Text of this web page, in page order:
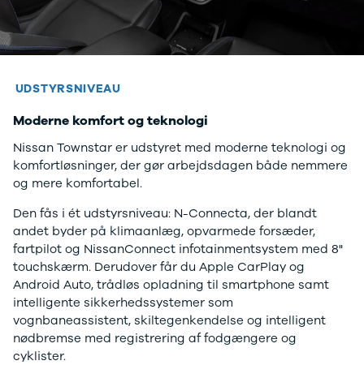
UDSTYRSNIVEAU
Moderne komfort og teknologi
Nissan Townstar er udstyret med moderne teknologi og
komfortløsninger, der gør arbejdsdagen både nemmere
og mere komfortabel.
Den fås i ét udstyrsniveau: N-Connecta, der blandt
andet byder på klimaanlæg, opvarmede forsæder,
fartpilot og NissanConnect infotainmentsystem med 8"
touchskærm. Derudover får du Apple CarPlay og
Android Auto, trådløs opladning til smartphone samt
intelligente sikkerhedssystemer som
vognbaneassistent, skiltegenkendelse og intelligent
nødbremse med registrering af fodgængere og
cyklister.